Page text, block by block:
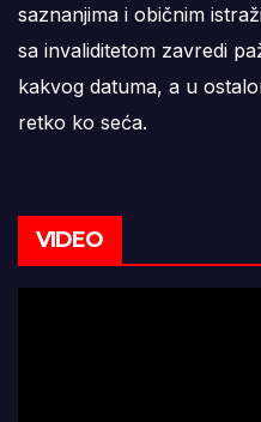
saznanjima i običnim
sa invaliditetom zavredi
kakvog datuma, a u
retko ko seća.
VIDEO